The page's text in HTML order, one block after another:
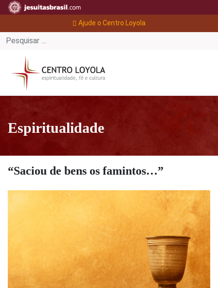
Ajude o Centro Loyola
Espiritualidade
“Saciou de bens os famintos…”